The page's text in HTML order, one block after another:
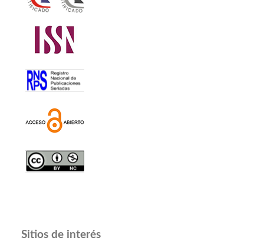
Sitios de interés